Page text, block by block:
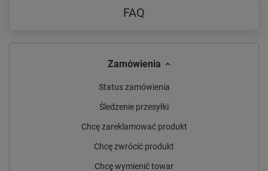
FAQ
Zamówienia
Status zamówienia
Śledzenie przesyłki
Chcę zareklamować produkt
Chcę zwrócić produkt
Chcę wymienić towar